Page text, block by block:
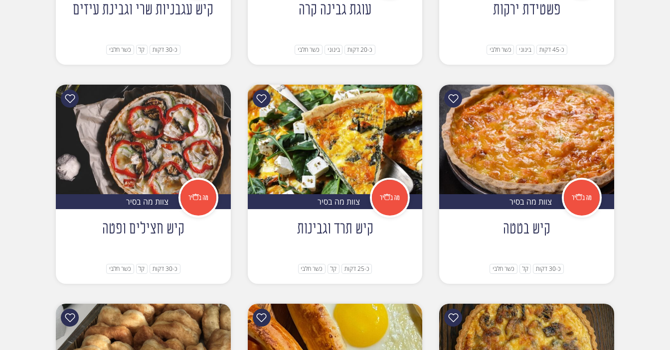
פשטידת ירקות
כ-45 דקות בינוני כשר חלבי
עוגת גבינה קרה
כ-20 דקות בינוני כשר חלבי
קיש עגבניות שרי וגבינת עיזים
כ-30 דקות קל כשר חלבי
צוות מה בסיר
קיש בטטה
כ-30 דקות קל כשר חלבי
צוות מה בסיר
קיש תרד וגבינות
כ-25 דקות קל כשר חלבי
צוות מה בסיר
קיש חצילים ופטה
כ-30 דקות קל כשר חלבי